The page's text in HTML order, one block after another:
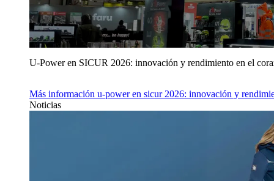
U‑Power en SICUR 2026: innovación y rendimiento en el
Más información u‑power en sicur 2026: innovación y
Noticias